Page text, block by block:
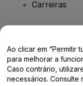
Carreiras
Centro de
Ao clicar em “Permitir
para melhorar a
Caso contrário,
necessários. Consulte